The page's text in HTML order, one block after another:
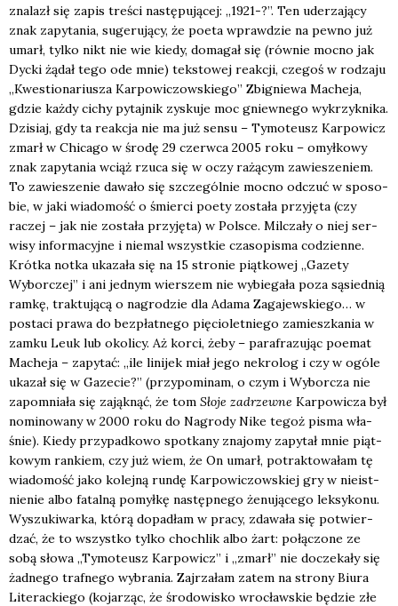
zna­lazł się zapis tre­ści nastę­pu­ją­cej: „1921-?”. Ten ude­rza­ją­cy
znak zapy­ta­nia, suge­ru­ją­cy, że poeta wpraw­dzie na pew­no już
umarł, tyl­ko nikt nie wie kie­dy, doma­gał się (rów­nie moc­no jak
Dyc­ki żądał tego ode mnie) tek­sto­wej reak­cji, cze­goś w rodza­ju
„Kwe­stio­na­riu­sza Kar­po­wi­czow­skie­go” Zbi­gnie­wa Mache­ja,
gdzie każ­dy cichy pytaj­nik zysku­je moc gniew­ne­go wykrzyk­ni­ka.
Dzi­siaj, gdy ta reak­cja nie ma już sen­su – Tymo­te­usz Kar­po­wicz
zmarł w Chi­ca­go w śro­dę 29 czerw­ca 2005 roku – omył­ko­wy
znak zapy­ta­nia wciąż rzu­ca się w oczy rażą­cym zawie­sze­niem.
To zawie­sze­nie dawa­ło się szcze­gól­nie moc­no odczuć w spo­so­
bie, w jaki wia­do­mość o śmier­ci poety zosta­ła przy­ję­ta (czy
raczej – jak nie zosta­ła przy­ję­ta) w Pol­sce. Mil­cza­ły o niej ser­
wi­sy infor­ma­cyj­ne i nie­mal wszyst­kie cza­so­pi­sma codzien­ne.
Krót­ka not­ka uka­za­ła się na 15 stro­nie piąt­ko­wej „Gaze­ty
Wybor­czej” i ani jed­nym wier­szem nie wybie­ga­ła poza sąsied­nią
ram­kę, trak­tu­ją­cą o nagro­dzie dla Ada­ma Zaga­jew­skie­go… w
posta­ci pra­wa do bez­płat­ne­go pię­cio­let­nie­go zamiesz­ka­nia w
zam­ku Leuk lub oko­li­cy. Aż kor­ci, żeby – para­fra­zu­jąc poemat
Mache­ja – zapy­tać: „ile lini­jek miał jego nekro­log i czy w ogó­le
uka­zał się w Gaze­cie?” (przy­po­mi­nam, o czym i Wybor­cza nie
zapo­mnia­ła się zająk­nąć, że tom Sło­je zadrzew­ne Kar­po­wi­cza był
nomi­no­wa­ny w 2000 roku do Nagro­dy Nike tegoż pisma wła­
śnie). Kie­dy przy­pad­ko­wo spo­tka­ny zna­jo­my zapy­tał mnie piąt­
ko­wym ran­kiem, czy już wiem, że On umarł, potrak­to­wa­łam tę
wia­do­mość jako kolej­ną run­dę Kar­po­wi­czow­skiej gry w nie­ist­
nie­nie albo fatal­ną pomył­kę następ­ne­go żenu­ją­ce­go lek­sy­ko­nu.
Wyszu­ki­war­ka, któ­rą dopa­dłam w pra­cy, zda­wa­ła się potwier­
dzać, że to wszyst­ko tyl­ko cho­chlik albo żart: połą­czo­ne ze
sobą sło­wa „Tymo­te­usz Kar­po­wicz” i „zmarł” nie docze­ka­ły się
żad­ne­go traf­ne­go wybra­nia. Zaj­rza­łam zatem na stro­ny Biu­ra
Lite­rac­kie­go (koja­rząc, że śro­do­wi­sko wro­cław­skie będzie złe